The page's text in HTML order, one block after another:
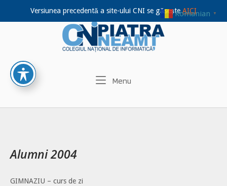
Versiunea precedentă a site-ului CNI se găseșteAICI
Home
Menu
Alumni 2004
GIMNAZIU – curs de zi
Romanian ▼